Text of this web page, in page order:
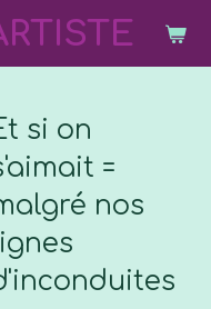
si on
=
nos